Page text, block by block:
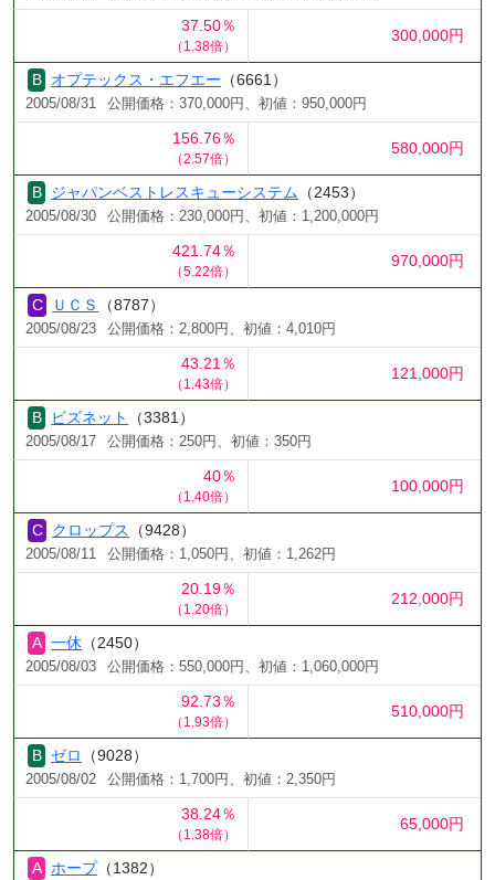
37.50％
（1.38倍）
300,000円
オプテックス・エフエー （6661）
2005/08/31 公開価格：370,000円、初値：950,000円
156.76％
（2.57倍）
580,000円
ジャパンベストレスキューシステム （2453）
2005/08/30 公開価格：230,000円、初値：1,200,000円
421.74％
（5.22倍）
970,000円
ＵＣＳ （8787）
2005/08/23 公開価格：2,800円、初値：4,010円
43.21％
（1.43倍）
121,000円
ビズネット （3381）
2005/08/17 公開価格：250円、初値：350円
40％
（1.40倍）
100,000円
クロップス （9428）
2005/08/11 公開価格：1,050円、初値：1,262円
20.19％
（1.20倍）
212,000円
一休 （2450）
2005/08/03 公開価格：550,000円、初値：1,060,000円
92.73％
（1.93倍）
510,000円
ゼロ （9028）
2005/08/02 公開価格：1,700円、初値：2,350円
38.24％
（1.38倍）
65,000円
ホープ（1382）